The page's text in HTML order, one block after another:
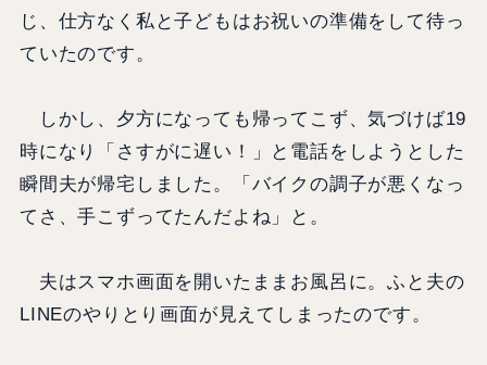
じ、仕方なく私と子どもはお祝いの準備をして待っ
ていたのです。
しかし、夕方になっても帰ってこず、気づけば19
時になり「さすがに遅い！」と電話をしようとした
瞬間夫が帰宅しました。「バイクの調子が悪くなっ
てさ、手こずってたんだよね」と。
夫はスマホ画面を開いたままお風呂に。ふと夫の
LINEのやりとり画面が見えてしまったのです。